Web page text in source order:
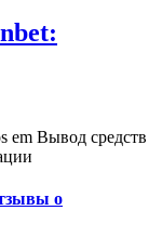
em Вывод средств
о